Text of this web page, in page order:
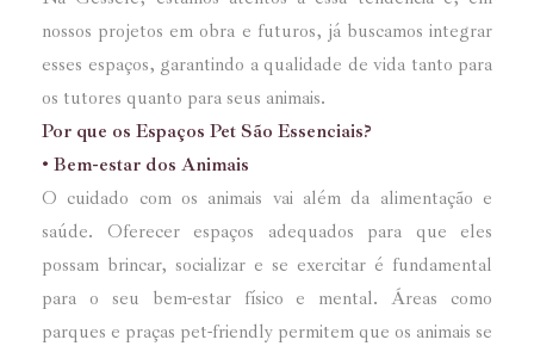
nossos projetos em obra e futuros, já buscamos integrar
esses espaços, garantindo a qualidade de vida tanto para
os tutores quanto para seus animais.
Por que os Espaços Pet São Essenciais?
• Bem-estar dos Animais
O cuidado com os animais vai além da alimentação e
saúde. Oferecer espaços adequados para que eles
possam brincar, socializar e se exercitar é fundamental
para o seu bem-estar físico e mental. Áreas como
parques e praças pet-friendly permitem que os animais se